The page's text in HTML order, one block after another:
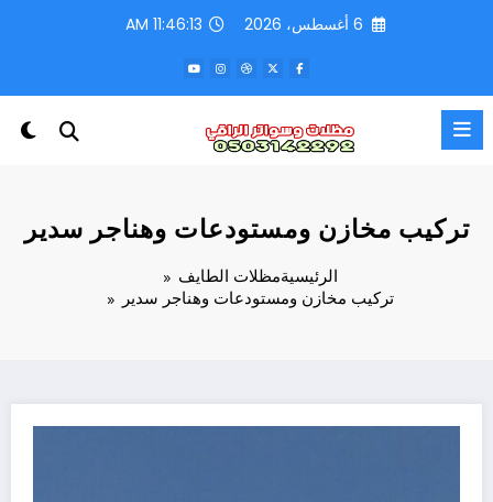
6 أغسطس، 2026 11:46:16 AM
تركيب مخازن ومستودعات وهناجر سدير
الرئيسيةمظلات الطايف
تركيب مخازن ومستودعات وهناجر سدير